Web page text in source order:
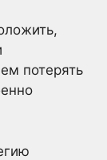
потерять